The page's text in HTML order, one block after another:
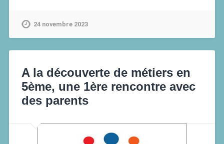
24 novembre 2023
A la découverte de métiers en
5ème, une 1ère rencontre avec
des parents